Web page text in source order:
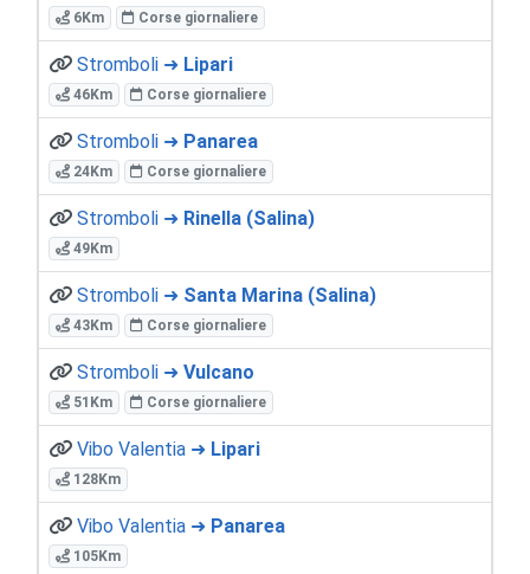
6Km Corse giornaliere
Stromboli ➜ Lipari
46Km Corse giornaliere
Stromboli ➜ Panarea
24Km Corse giornaliere
Stromboli ➜ Rinella (Salina)
49Km
Stromboli ➜ Santa Marina (Salina)
43Km Corse giornaliere
Stromboli ➜ Vulcano
51Km Corse giornaliere
Vibo Valentia ➜ Lipari
128Km
Vibo Valentia ➜ Panarea
105Km